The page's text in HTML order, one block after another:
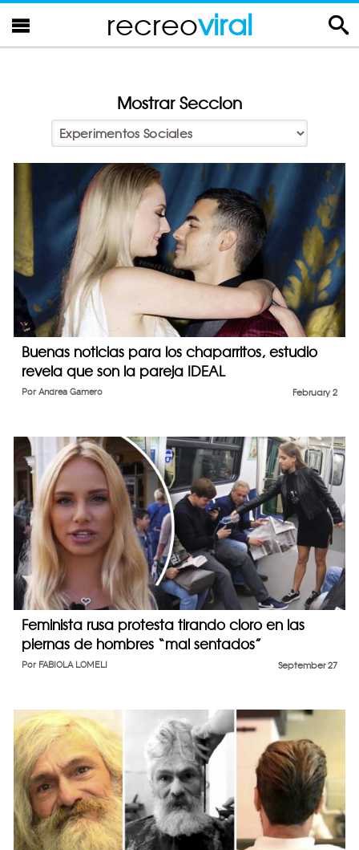
recreoviral
Mostrar Seccion
Buenas noticias para los chaparritos, estudio
revela que son la pareja IDEAL
February 2
Por Andrea Gamero
Feminista rusa protesta tirando cloro en las
piernas de hombres “mal sentados”
September 27
Por FABIOLA LOMELI